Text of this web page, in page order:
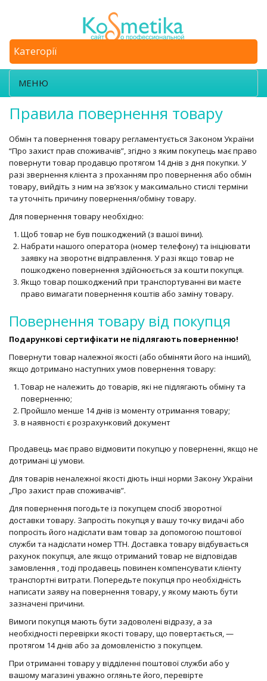
Категорії
МЕНЮ
Правила повернення товару
Обмін та повернення товару регламентується Законом України
“Про захист прав споживачів”, згідно з яким покупець має право
повернути товар продавцю протягом 14 днів з дня покупки. У
разі звернення клієнта з проханням про повернення або обмін
товару, вийдіть з ним на зв’язок у максимально стислі терміни
та уточніть причину повернення/обміну товару.
Для повернення товару необхідно:
Щоб товар не був пошкоджений (з вашої вини).
Набрати нашого оператора (номер телефону) та ініціювати
заявку на зворотнє відправлення. У разі якщо товар не
пошкоджено повернення здійснюється за кошти покупця.
Якщо товар пошкоджений при транспортуванні ви маєте
право вимагати повернення коштів або заміну товару.
Повернення товару від покупця
Подарункові сертифікати не підлягають поверненню!
Повернути товар належної якості (або обміняти його на інший),
якщо дотримано наступних умов повернення товару:
Товар не належить до товарів, які не підлягають обміну та
поверненню;
Пройшло менше 14 днів із моменту отримання товару;
в наявності є розрахунковий документ
Продавець має право відмовити покупцю у поверненні, якщо не
дотримані ці умови.
Для товарів неналежної якості діють інші норми Закону України
„Про захист прав споживачів”.
Для повернення погодьте із покупцем спосіб зворотної
доставки товару. Запросіть покупця у вашу точку видачі або
попросіть його надіслати вам товар за допомогою поштової
служби та надіслати номер ТТН. Доставка товару відбувається
рахунок покупця, але якщо отриманий товар не відповідав
замовлення , тоді продавець повинен компенсувати клієнту
транспортні витрати. Попередьте покупця про необхідність
написати заяву на повернення товару, у якому мають бути
зазначені причини.
Вимоги покупця мають бути задоволені відразу, а за
необхідності перевірки якості товару, що повертається, —
протягом 14 днів або за домовленістю з покупцем.
При отриманні товару у відділенні поштової служби або у
вашому магазині уважно огляньте його, перевірте